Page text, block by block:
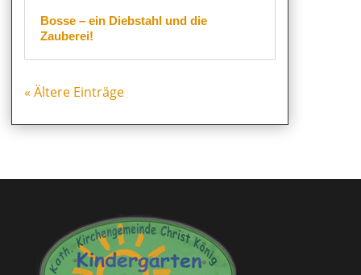
Bosse – ein Diebstahl und die
Zauberei!
« Ältere Einträge